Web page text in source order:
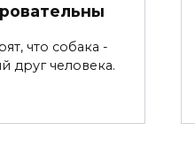
что собака -
друг человека.